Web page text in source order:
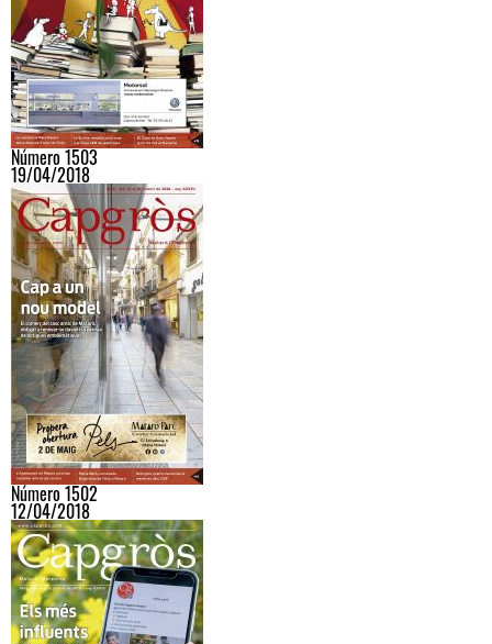
Número 1503
19/04/2018
Número 1502
12/04/2018